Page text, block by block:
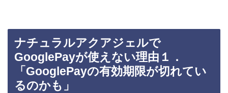
ナチュラルアクアジェルで
GooglePayが使えない理由１．
「GooglePayの有効期限が切れてい
るのかも」